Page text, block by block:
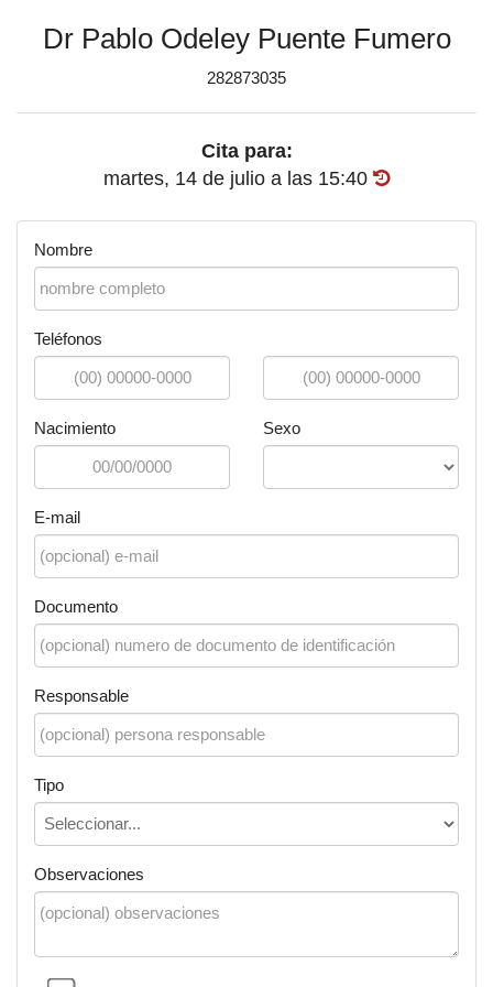
Dr Pablo Odeley Puente Fumero
282873035
Cita para:
martes, 14 de julio a las 15:40
Nombre
Teléfonos
Nacimiento Sexo
E-mail
Documento
Responsable
Tipo
Observaciones